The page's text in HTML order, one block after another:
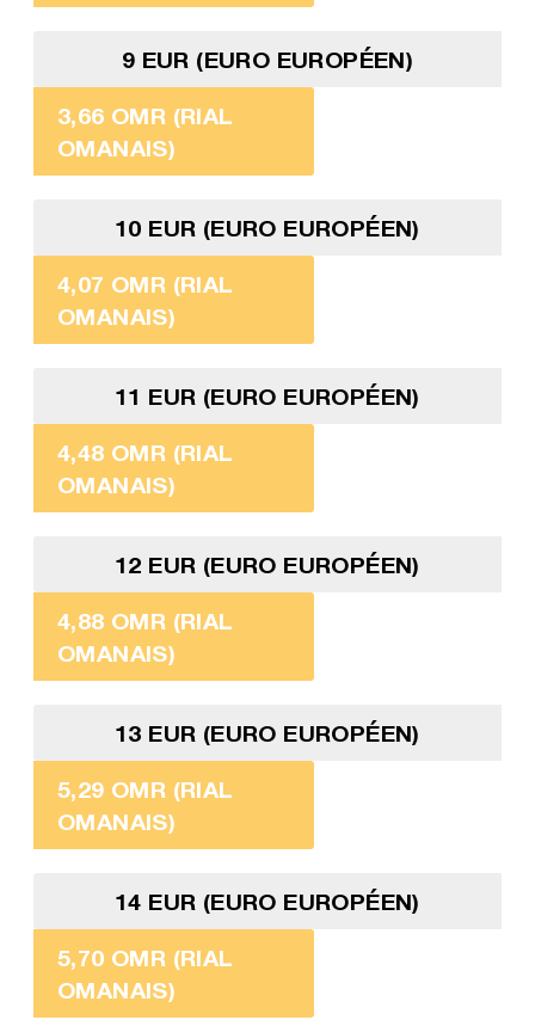
9 EUR (EURO EUROPÉEN)
3,66 OMR (RIAL
OMANAIS)
10 EUR (EURO EUROPÉEN)
4,07 OMR (RIAL
OMANAIS)
11 EUR (EURO EUROPÉEN)
4,48 OMR (RIAL
OMANAIS)
12 EUR (EURO EUROPÉEN)
4,88 OMR (RIAL
OMANAIS)
13 EUR (EURO EUROPÉEN)
5,29 OMR (RIAL
OMANAIS)
14 EUR (EURO EUROPÉEN)
5,70 OMR (RIAL
OMANAIS)